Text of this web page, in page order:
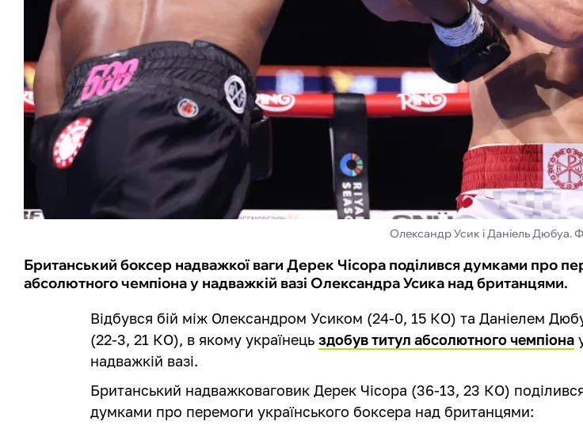
Олександр Усик і Даніель Дюбуа.
Британський боксер надважкої ваги Дерек Чісора поділився думками про
абсолютного чемпіона у надважкій вазі Олександра Усика над британцями.
Відбувся бій між Олександром Усиком (24-0, 15 КО) та Даніелем
(22-3, 21 КО), в якому українецьздобув титул абсолютного чемпіона
надважкій вазі.
Британський надважковаговик Дерек Чісора (36-13, 23 КО)
думками про перемоги українського боксера над британцями: